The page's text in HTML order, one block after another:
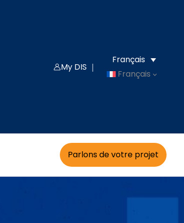
My DIS ｜
Français
Français
Parlons de votre projet